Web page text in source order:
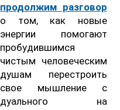
продолжим разговор
о том, как новые
энергии помогают
пробудившимся
чистым человеческим
душам перестроить
свое мышление с
дуального на